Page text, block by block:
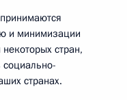
и минимизации
стран,
странах.